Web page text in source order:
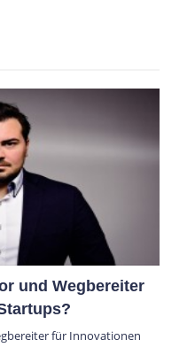
und Wegbereiter
für Innovationen